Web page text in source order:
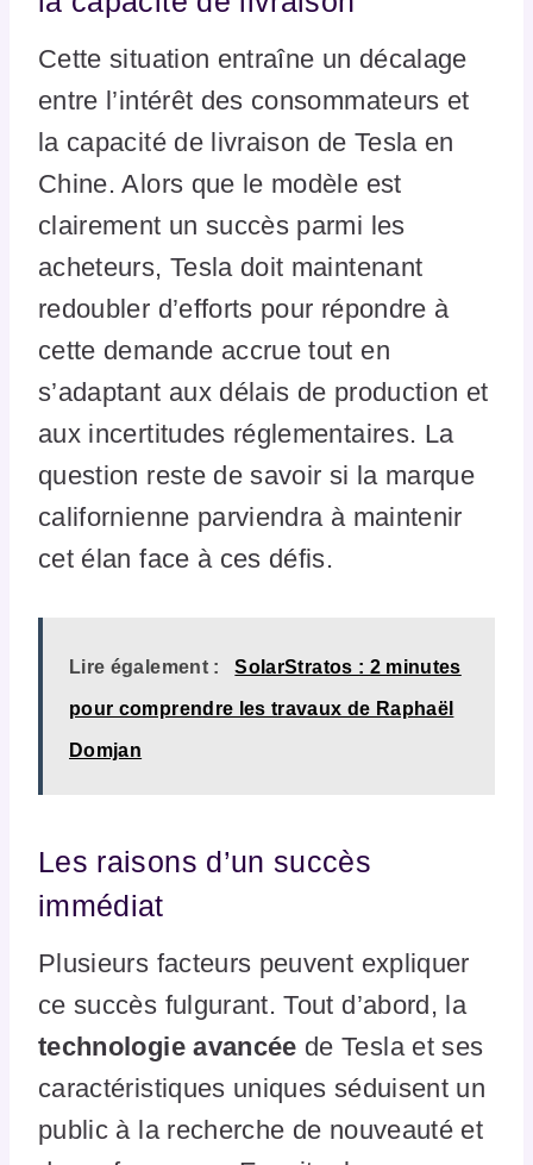
Cette situation entraîne un décalage
entre l’intérêt des consommateurs et
la capacité de livraison de Tesla en
Chine. Alors que le modèle est
clairement un succès parmi les
acheteurs, Tesla doit maintenant
redoubler d’efforts pour répondre à
cette demande accrue tout en
s’adaptant aux délais de production et
aux incertitudes réglementaires. La
question reste de savoir si la marque
californienne parviendra à maintenir
cet élan face à ces défis.
Lire également : SolarStratos : 2 minutes
pour comprendre les travaux de Raphaël
Domjan
Les raisons d’un succès
immédiat
Plusieurs facteurs peuvent expliquer
ce succès fulgurant. Tout d’abord, la
technologie avancée de Tesla et ses
caractéristiques uniques séduisent un
public à la recherche de nouveauté et